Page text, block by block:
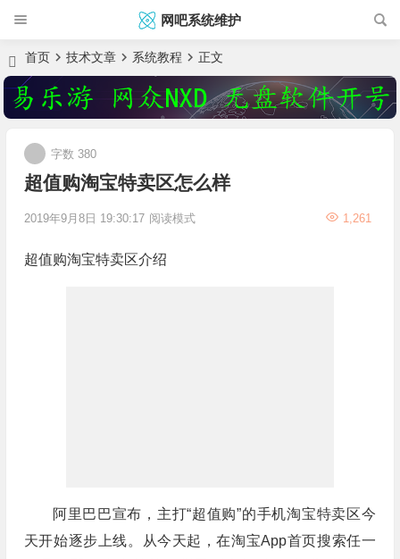
网吧系统维护
首页 技术文章 系统教程 正文
超值购淘宝特卖区怎么样
2019年9月8日 19:30:17 1,261
字数 380
阅读模式
超值购淘宝特卖区介绍
阿里巴巴宣布，主打“超值购”的手机淘宝特卖区今
天开始逐步上线。从今天起，在淘宝App首页搜索任一